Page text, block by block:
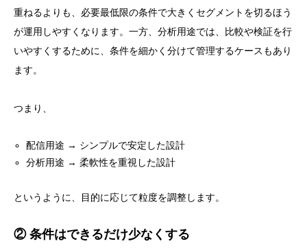
重ねるよりも、必要最低限の条件で大きくセグメントを切るほう
が運用しやすくなります。一方、分析用途では、比較や検証を行
いやすくするために、条件を細かく分けて管理するケースもあり
ます。
つまり、
配信用途 → シンプルで安定した設計
分析用途 → 柔軟性を重視した設計
というように、目的に応じて粒度を調整します。
② 条件はできるだけ少なくする